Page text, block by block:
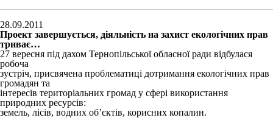
28.09.2011
Проект завершується, діяльність на захист екологічних прав
триває…
27 вересня під дахом Тернопільської обласної ради відбулася
робоча
зустріч, присвячена проблематиці дотримання екологічних прав
громадян та
інтересів територіальних громад у сфері використання
природних ресурсів:
земель, лісів, водних об’єктів, корисних копалин.